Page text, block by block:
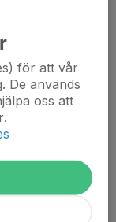
utvecklas
fram till
för att vår
De används
oss att